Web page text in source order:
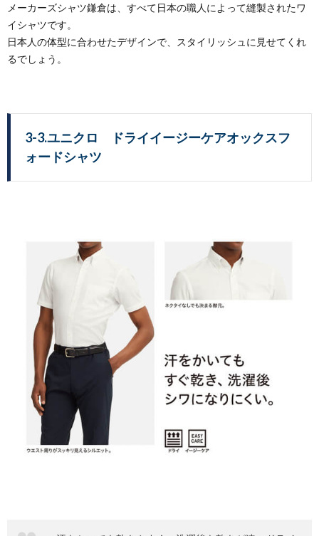
メーカーズシャツ鎌倉は、すべて日本の職人によって縫製されたワ
イシャツです。
日本人の体型に合わせたデザインで、スタイリッシュに見せてくれ
るでしょう。
3-3.ユニクロ ドライイージーケアオックスフ
ォードシャツ